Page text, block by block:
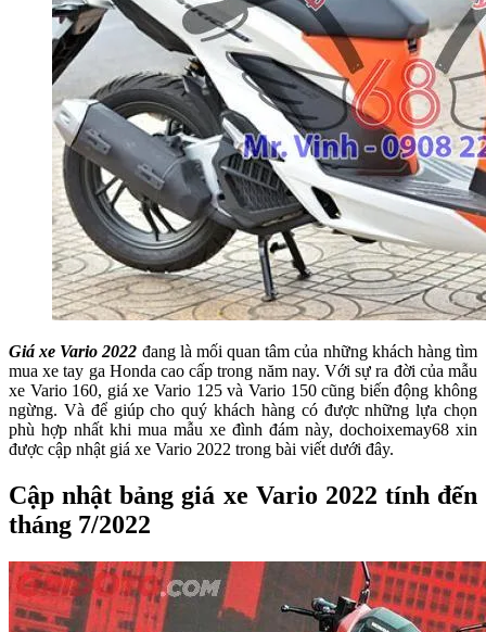
Giá xe Vario 2022 đang là mối quan tâm của những khách hàng tìm
mua xe tay ga Honda cao cấp trong năm nay. Với sự ra đời của mẫu
xe Vario 160, giá xe Vario 125 và Vario 150 cũng biến động không
ngừng. Và để giúp cho quý khách hàng có được những lựa chọn
phù hợp nhất khi mua mẫu xe đình đám này, dochoixemay68 xin
được cập nhật giá xe Vario 2022 trong bài viết dưới đây.
Cập nhật bảng giá xe Vario 2022 tính đến
tháng 7/2022